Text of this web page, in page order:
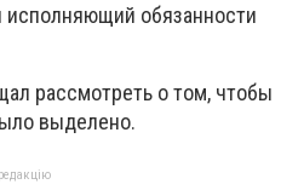
обязанности
рассмотреть о том, чтобы
выделено.